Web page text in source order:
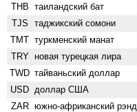
THB таиландский бат
TJS таджикский сомони
TMT туркменский манат
TRY новая турецкая лира
TWD тайваньский доллар
USD доллар США
ZAR южно-африканский рэнд